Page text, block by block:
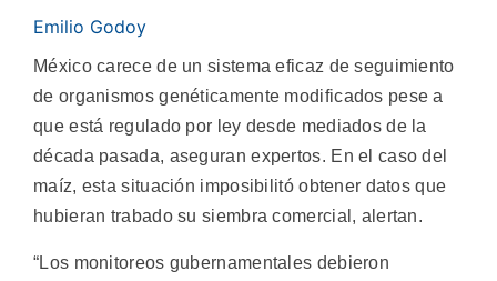
Emilio Godoy
México carece de un sistema eficaz de seguimiento
de organismos genéticamente modificados pese a
que está regulado por ley desde mediados de la
década pasada, aseguran expertos. En el caso del
maíz, esta situación imposibilitó obtener datos que
hubieran trabado su siembra comercial, alertan.
“Los monitoreos gubernamentales debieron